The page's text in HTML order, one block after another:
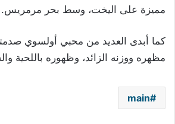
مميزة على اليخت، وسط بحر مرمريس.
كما أبدى العديد من محبي أولسوي
مظهره ووزنه الزائد، وظهوره باللحية
main